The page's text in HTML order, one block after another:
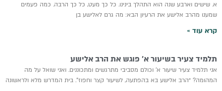
א. שישים וארבע שנה הוא התהלך בינינו. כל כך מעט, כל כך הרבה. כמה פעמים
שמענו מהרב אלישע את הרעיון הבא: מה גרם לאלישע בן
קרא עוד »
תלמיד צעיר בשיעור א’ פוגש את הרב אלישע
אני תלמיד צעיר שיעור א’ וכולם מסביבי מתרגשים ומתכוננים. ואני שואל על מה
המהומה? “הרב אלישע בא בהפתעה, לשיעור קצר וחפוז”. בית המדרש מלא ולראשונה